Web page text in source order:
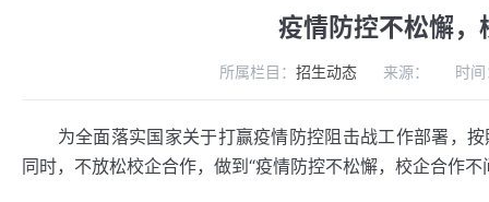
疫情防控不松懈，
所属栏目：招生动态 来源： 时
为全面落实国家关于打赢疫情防控阻击战工作部署，按
同时，不放松校企合作，做到“疫情防控不松懈，校企合作不